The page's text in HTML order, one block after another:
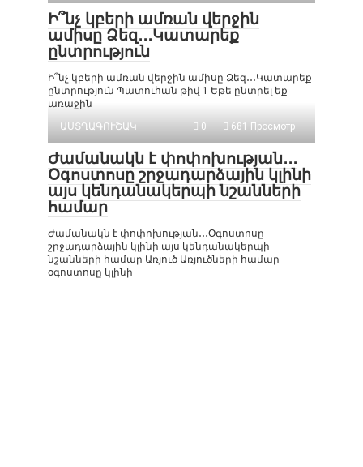
Ի՞նչ կբերի ամռան վերջին
ամիսը Ձեզ․․․Կատարեք
ընտրություն
Ի՞նչ կբերի ամռան վերջին ամիսը Ձեզ․․․Կատարեք
ընտրություն Պատուհան թիվ 1 Եթե ընտրել եք
առաջին
ԱՍՏՂԱԳՈՒՇԱԿ
0 681 Просмотр
Ժամանակն է փոփոխության․․․
Օգոստոսը շրջադարձային կլինի
այս կենդանակերպի նշանների
համար
Ժամանակն է փոփոխության․․․Օգոստոսը
շրջադարձային կլինի այս կենդանակերպի
նշանների համար Առյուծ Առյուծների համար
օգոստոսը կլինի